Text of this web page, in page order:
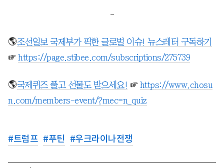
-
🌎조선일보 국제부가 픽한 글로벌 이슈! 뉴스레터 구독하기
☞ https://page.stibee.com/subscriptions/275739
🌎국제퀴즈 풀고 선물도 받으세요! ☞ https://www.chosu
n.com/members-event/?mec=n_quiz
#트럼프 #푸틴 #우크라이나전쟁